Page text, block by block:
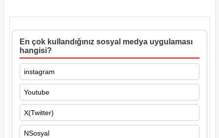
En çok kullandığınız sosyal medya uygulaması
hangisi?
instagram
Youtube
X(Twitter)
NSosyal